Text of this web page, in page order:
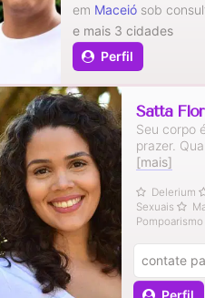
Perfil
em Maceiósob
e mais 3 cidades
Satta Flor
Seu corpo
prazer.
[mais]
Delerium
Sexuais
Perfil
contate